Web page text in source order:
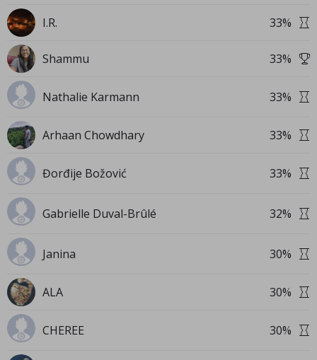
I.R. 33%
Shammu 33%
Nathalie Karmann 33%
Arhaan Chowdhary 33%
Đorđije Božović 33%
Gabrielle Duval-Brûlé 32%
Janina 30%
ALA 30%
CHEREE 30%